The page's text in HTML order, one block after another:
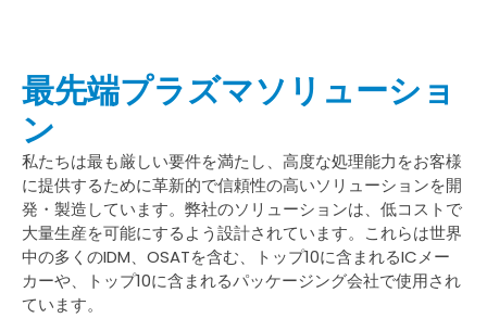
最先端プラズマソリューショ
ン
私たちは最も厳しい要件を満たし、高度な処理能力をお客様
に提供するために革新的で信頼性の高いソリューションを開
発・製造しています。弊社のソリューションは、低コストで
大量生産を可能にするよう設計されています。これらは世界
中の多くのIDM、OSATを含む、トップ10に含まれるICメー
カーや、トップ10に含まれるパッケージング会社で使用され
ています。